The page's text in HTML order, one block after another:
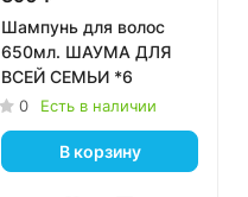
Шампунь для волос
650мл. ШАУМА ДЛЯ
ВСЕЙ СЕМЬИ *6
0 Есть в наличии
В корзину